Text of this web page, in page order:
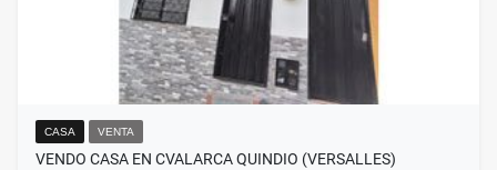
CASA VENTA
VENDO CASA EN CVALARCA QUINDIO (VERSALLES)